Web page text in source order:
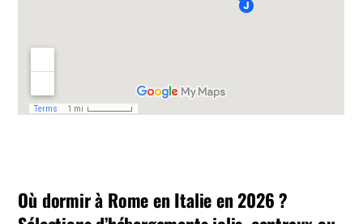
Où dormir à Rome en Italie en 2026 ?